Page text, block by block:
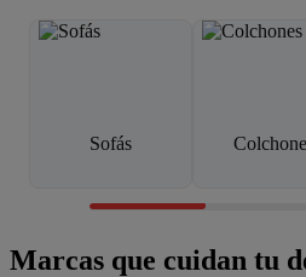
Sofás
Marcas que cuidan tu